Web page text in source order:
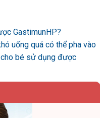
GastimunHP?
uống quá có thể pha vào
bé sử dụng được